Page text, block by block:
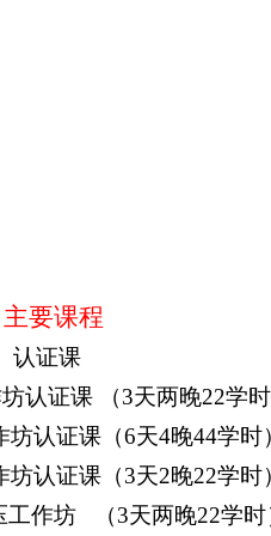
主要课程
认证课
认证课 （3天两晚22学时
认证课（6天4晚44学时
认证课（3天2晚22学时
工作坊 （3天两晚22学时